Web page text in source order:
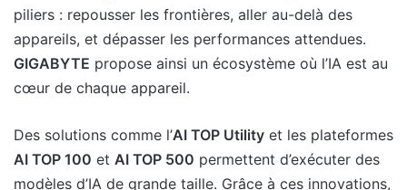
piliers : repousser les frontières, aller au-delà des
appareils, et dépasser les performances attendues.
GIGABYTE propose ainsi un écosystème où l’IA est au
cœur de chaque appareil.
Des solutions comme l’AI TOP Utility et les plateformes
AI TOP 100 et AI TOP 500 permettent d’exécuter des
modèles d’IA de grande taille. Grâce à ces innovations,